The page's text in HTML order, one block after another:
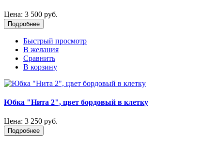
Цена: 3 500 руб.
Подробнее
Быстрый просмотр
В желания
Сравнить
В корзину
Юбка "Нита 2", цвет бордовый в клетку
Цена: 3 250 руб.
Подробнее